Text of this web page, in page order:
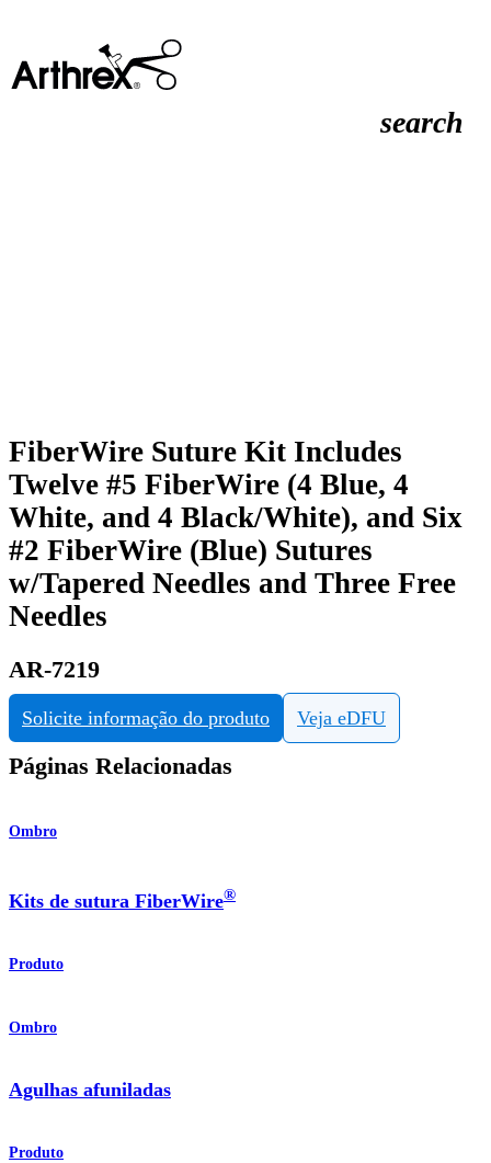
search
FiberWire Suture Kit Includes
Twelve #5 FiberWire (4 Blue, 4
White, and 4 Black/White), and Six
#2 FiberWire (Blue) Sutures
w/Tapered Needles and Three Free
Needles
AR-7219
Solicite informação do produto Veja eDFU
Páginas Relacionadas
Ombro
Kits de sutura FiberWire®
Produto
Ombro
Agulhas afuniladas
Produto